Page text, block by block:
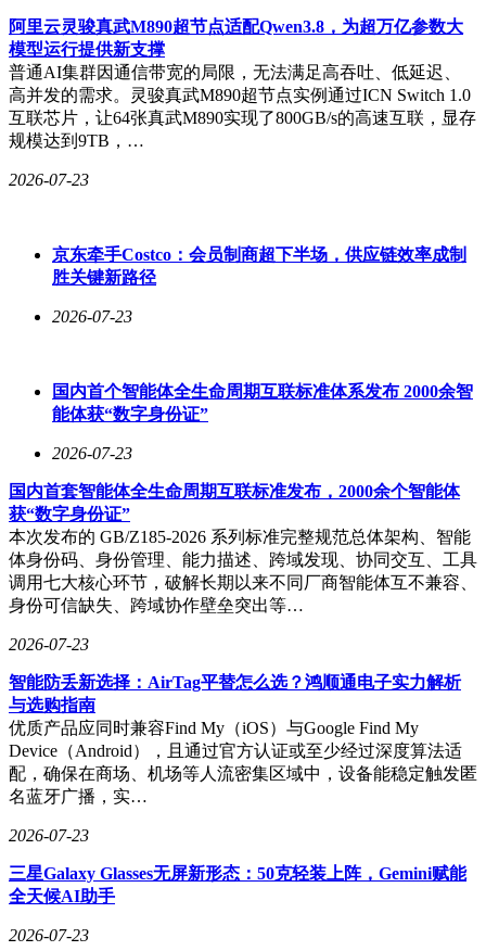
点很重要。
自拍 + Live 图，今年大家都在这儿打架
要看懂 S60，得先看懂它身处的战场。
今年这个价位段，几乎所有主打年轻人的产品都把宝押在了
「人像自拍」和「Live 图」上。OPPO Reno、荣耀的数字系
换句话说，「拍人拍得好、还能动起来」已经不是什么独家差
异点，而是中高端机的入场券。
法不是「我也有 Live」，而是「我要把 Live 玩到别人玩不出
4K 原生感 Live（全系）——这是我认为最该被表扬、却最不
容易被一句话讲清楚的功能。Live 图最大的尴尬一直是「封
画幅还会跳。
图源：不客观实验室
S60 开启「原生实况」后，会对封面帧做更克制的 AI 处理，
让封面和视频在色彩、影调、视角上保持一致，那种割裂的
「跳变感」明显轻了。对于发朋友圈、发小红书的人来说，这
才是真正影响成片观感的细节。
图源：不客观实验室
4K 星光 Live（行业首发，仅标准版）——晴天下，手机会自
动识别画面里的高光点（水面反光、首饰、亮片），实时给它
们加上并增强星芒。
图源：不客观实验室
星河效果，且是直出、不用后期，这是 S60 最有记忆点的一
灵感趣贴 Live（全系）——长按主体一键抠图存成动态贴
+ 人像拼成「出圈的我」，把咖啡、车票、自拍拼成「我的
阿里云灵骏真武M890超节点适配Qwen3.8，为超万亿参数大
模型运行提供新支撑
普通AI集群因通信带宽的局限，无法满足高吞吐、低延迟、
高并发的需求。灵骏真武M890超节点实例通过ICN Switch 1.0
互联芯片，让64张真武M890实现了800GB/s的高速互联，显存
规模达到9TB，…
2026-07-23
京东牵手Costco：会员制商超下半场，供应链效率成制
胜关键新路径
2026-07-23
国内首个智能体全生命周期互联标准体系发布 2000余智
能体获“数字身份证”
2026-07-23
国内首套智能体全生命周期互联标准发布，2000余个智能体
获“数字身份证”
本次发布的 GB/Z185-2026 系列标准完整规范总体架构、智能
体身份码、身份管理、能力描述、跨域发现、协同交互、工具
调用七大核心环节，破解长期以来不同厂商智能体互不兼容、
身份可信缺失、跨域协作壁垒突出等…
2026-07-23
智能防丢新选择：AirTag平替怎么选？鸿顺通电子实力解析
与选购指南
优质产品应同时兼容Find My（iOS）与Google Find My
Device（Android），且通过官方认证或至少经过深度算法适
配，确保在商场、机场等人流密集区域中，设备能稳定触发匿
名蓝牙广播，实…
2026-07-23
三星Galaxy Glasses无屏新形态：50克轻装上阵，Gemini赋能
全天候AI助手
2026-07-23